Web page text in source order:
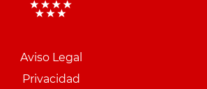
Aviso Legal
Privacidad